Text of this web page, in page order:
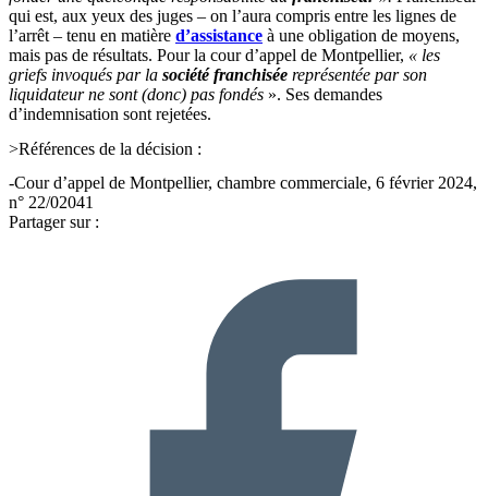
qui est, aux yeux des juges – on l’aura compris entre les lignes de
l’arrêt – tenu en matière d’assistance à une obligation de moyens,
mais pas de résultats. Pour la cour d’appel de Montpellier, « les
griefs invoqués par la société franchisée représentée par son
liquidateur ne sont (donc) pas fondés ». Ses demandes
d’indemnisation sont rejetées.
>Références de la décision :
-Cour d’appel de Montpellier, chambre commerciale, 6 février 2024,
n° 22/02041
Partager sur :